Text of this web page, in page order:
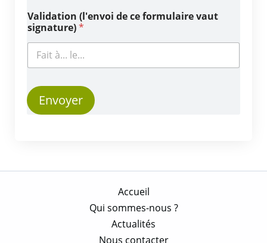
Validation (l'envoi de ce formulaire vaut
signature)*
Envoyer
Accueil
Qui sommes-nous ?
Actualités
Nous contacter